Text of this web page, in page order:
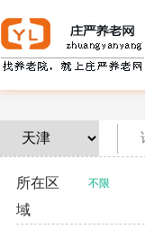
所在区
域
不限
南开区